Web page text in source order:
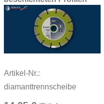
Artikel-Nr.:
diamanttrennscheibe